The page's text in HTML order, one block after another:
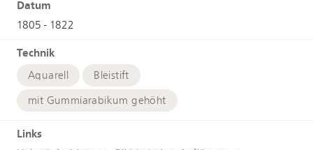
Datum
1805 - 1822
Technik
Aquarell
Bleistift
mit Gummiarabikum gehöht
Links